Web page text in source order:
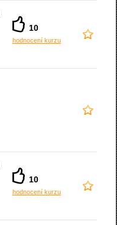
10
hodnocení kurzu
10
hodnocení kurzu